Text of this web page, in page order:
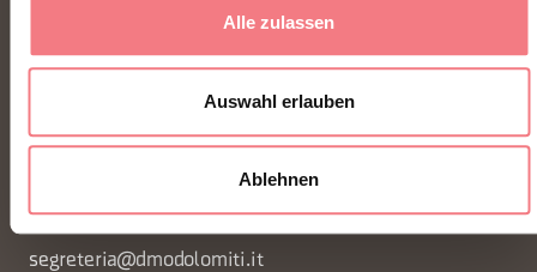
Alle zulassen
Auswahl erlauben
Ablehnen
FONDAZIONE DMO DOLOMITI BELLUNESI
Piazza Santo Stefano 15/17
segreteria@dmodolomiti.it